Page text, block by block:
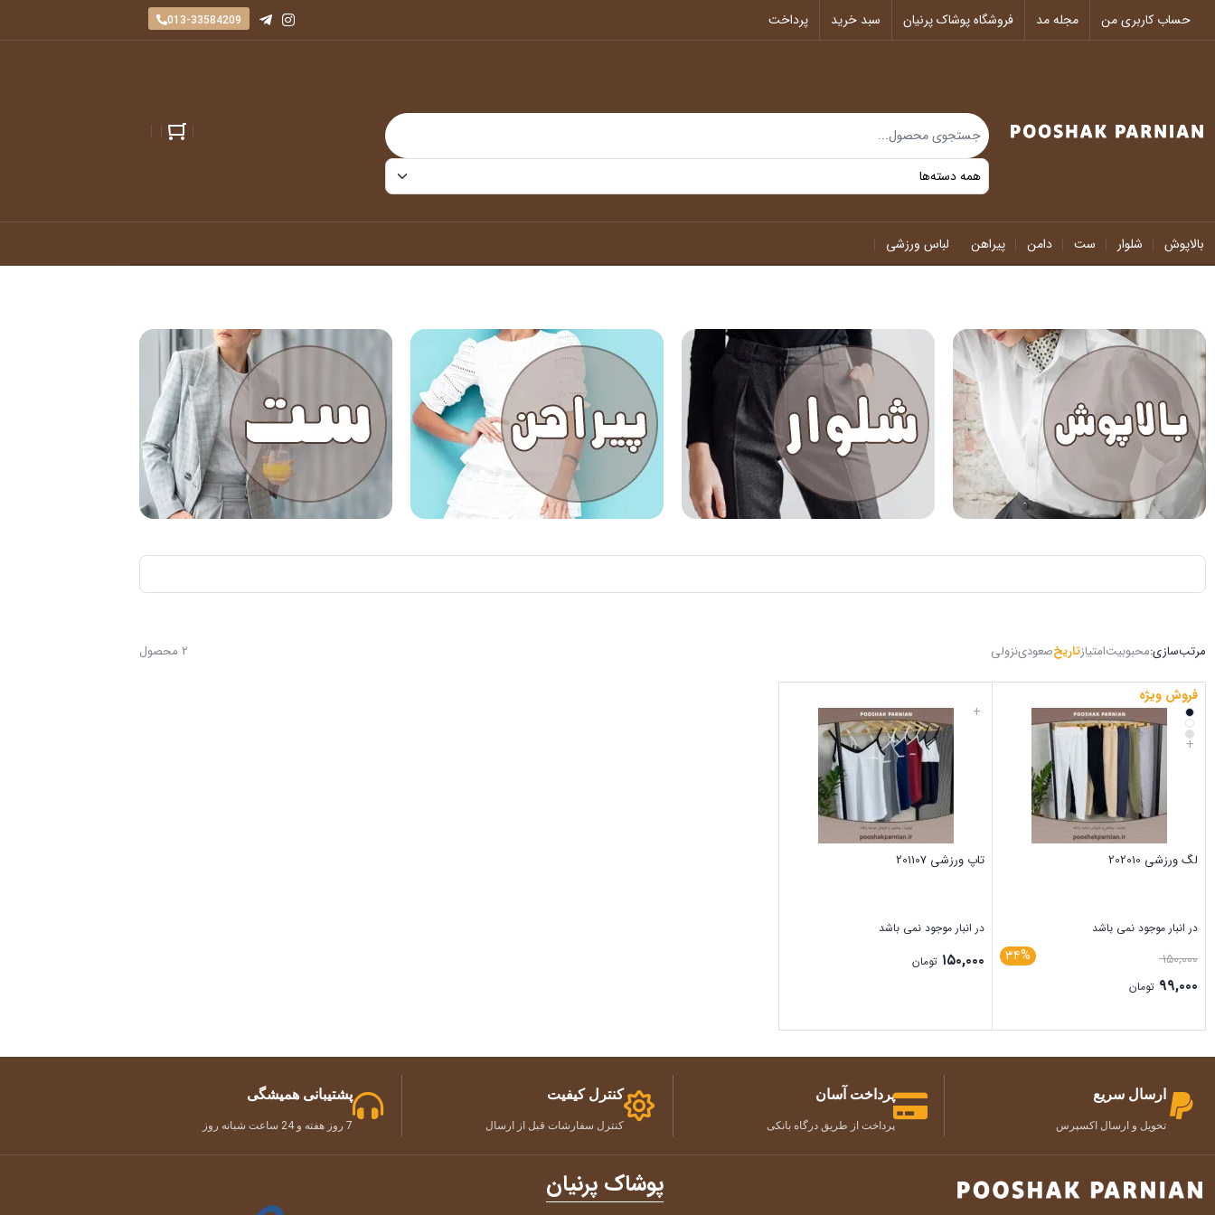
حساب کاربری من مجله مد فروشگاه پوشاک پرنیان سبد خرید پرداخت 013-33584209
بالاپوش شلوار ست دامن پیراهن لباس ورزشی
2 محصول مرتب‌سازی:محبوبیتامتیازتاریخصعودینزولی
فروش ویژه
لگ ورزشی 202010
در انبار موجود نمی باشد
۳۴% ۱۵۰,۰۰۰
۹۹,۰۰۰ تومان
+
تاپ ورزشی 201107
در انبار موجود نمی باشد
۱۵۰,۰۰۰ تومان
+
ارسال سریع
تحویل و ارسال اکسپرس
پرداخت آسان
پرداخت از طریق درگاه بانکی
کنترل کیفیت
کنترل سفارشات قبل از ارسال
پشتیبانی همیشگی
7 روز هفته و 24 ساعت شبانه روز
پوشاک پرنیان